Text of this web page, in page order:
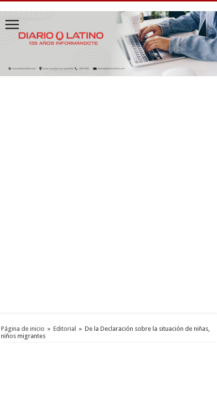
Página de inicio » Editorial » De la Declaración sobre la situación de niñas,
niños migrantes